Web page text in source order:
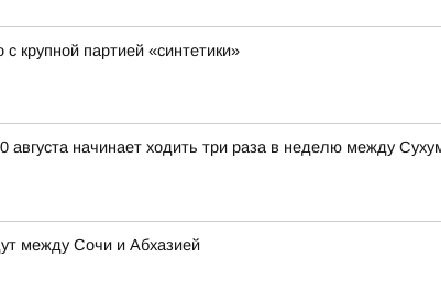
крупной партией «синтетики»
начинает ходить три раза в неделю между
между Сочи и Абхазией